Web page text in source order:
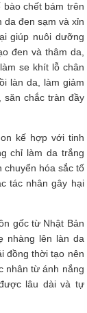
chết bám trên
da đen sạm và xỉn
giúp nuôi dưỡng
đen và thâm da,
se khít lỗ chân
làn da, làm giảm
săn chắc tràn đầy
kế hợp với tinh
chỉ làm da trắng
chuyển hóa sắc tố
tác nhân gây hại
gốc từ Nhật Bản
nhàng lên làn da
đồng thời tạo nên
nhân từ ánh nắng
lâu dài và tự